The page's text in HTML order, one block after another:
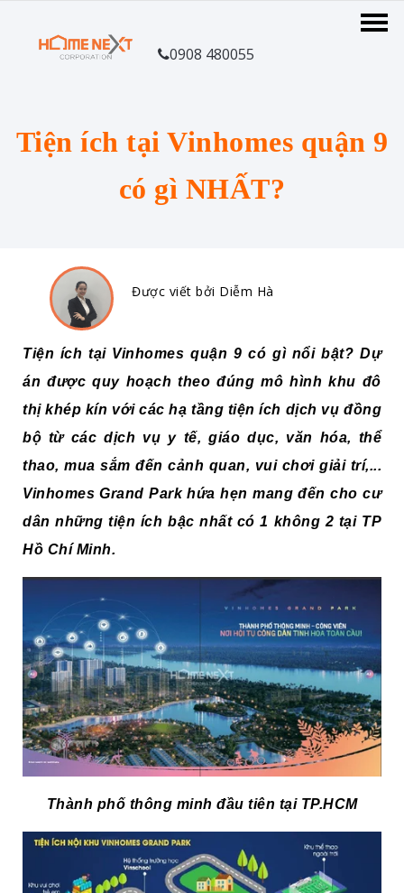
0908 480055
Tiện ích tại Vinhomes quận 9
có gì NHẤT?
Được viết bởi Diễm Hà
Tiện ích tại Vinhomes quận 9 có gì nổi bật? Dự
án được quy hoạch theo đúng mô hình khu đô
thị khép kín với các hạ tầng tiện ích dịch vụ đồng
bộ từ các dịch vụ y tế, giáo dục, văn hóa, thể
thao, mua sắm đến cảnh quan, vui chơi giải trí,...
Vinhomes Grand Parkhứa hẹn mang đến cho cư
dân những tiện ích bậc nhất có1 không 2 tại TP
Hồ Chí Minh.
Thành phố thông minh đầu tiên tại TP.HCM